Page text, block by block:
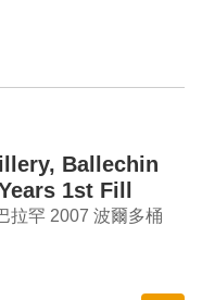
Ballechin
1st Fill
#222 Highland
Whisky
拉罕 2007 波爾多桶
芽蘇格蘭威士忌原酒